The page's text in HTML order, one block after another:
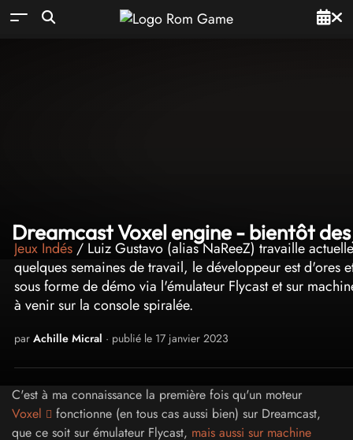
Dreamcast Voxel engine - bientôt
Jeux Indés / Luiz Gustavo (alias NaReeZ) travaille
quelques semaines de travail, le développeur est d'ores
sous forme de démo via l'émulateur Flycast et sur
à venir sur la console spiralée.
par Achille Micral · publié le 17 janvier 2023
C'est à ma connaissance la première fois qu'un moteur
Voxel
fonctionne (en tous cas aussi bien) sur Dreamcast,
que ce soit sur émulateur Flycast, mais aussi sur machine